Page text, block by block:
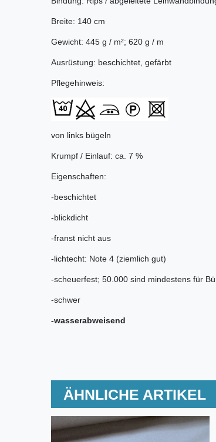
Breite: 140 cm
Gewicht: 445 g / m²; 620 g / m
Ausrüstung: beschichtet, gefärbt
Pflegehinweis:
von links bügeln
Krumpf / Einlauf: ca. 7 %
Eigenschaften:
-beschichtet
-blickdicht
-franst nicht aus
-lichtecht: Note 4 (ziemlich gut)
-scheuerfest; 50.000 sind mindestens für
-schwer
-wasserabweisend
ÄHNLICHE ARTIKEL